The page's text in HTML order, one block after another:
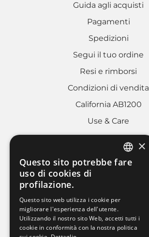
Guida agli acquisti
Pagamenti
Spedizioni
Segui il tuo ordine
Resi e rimborsi
Condizioni di vendita
California AB1200
Use & Care
AREA LEGALE
Cookies policy
Whistleblowing
Dati societari
ITALIAN
×
Questo sito potrebbe fare
uso di cookies di
profilazione.
Questo sito web utilizza i cookie per
migliorare l'esperienza dell'utente.
Utilizzando il nostro sito Web, accetti tutti i
cookie in conformità con la nostra politica